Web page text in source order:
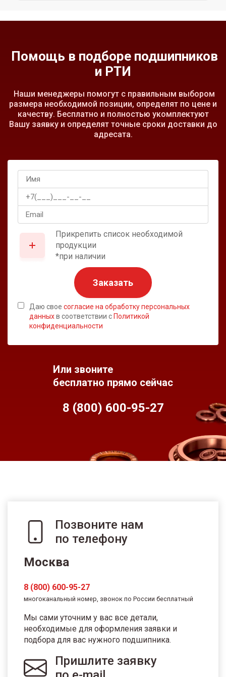
Помощь в подборе подшипников
и РТИ
Наши менеджеры помогут с правильным выбором
размера необходимой позиции, определят по цене и
качеству. Бесплатно и полностью укомплектуют
Вашу заявку и определят точные сроки доставки до
адресата.
Прикрепить список необходимой
продукции
*при наличии
Заказать
Даю свое согласие на обработку персональных
данныхв соответствии с Политикой
конфиденциальности
Или звоните
бесплатно прямо сейчас
8 (800) 600-95-27
Позвоните нам
по телефону
Москва
8 (800) 600-95-27
многоканальный номер, звонок по России бесплатный
Мы сами уточним у вас все детали,
необходимые для оформления заявки и
подбора для вас нужного подшипника.
Пришлите заявку